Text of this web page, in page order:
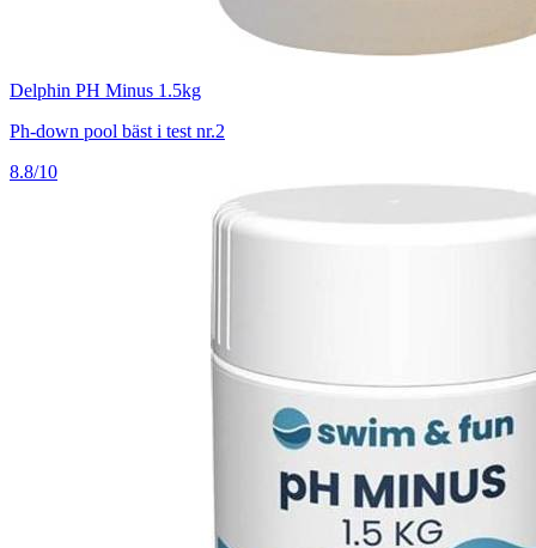
Delphin PH Minus 1.5kg
Ph-down pool bäst i test nr.2
8.8/10